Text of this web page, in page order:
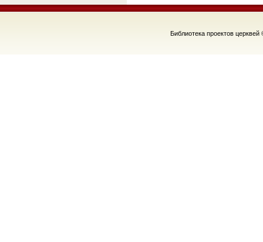
Библиотека проектов церквей